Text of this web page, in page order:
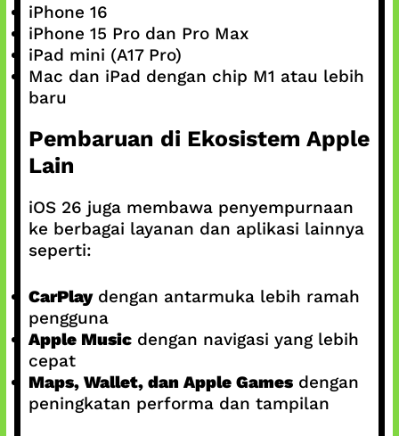
iPhone 16
iPhone 15 Pro dan Pro Max
iPad mini (A17 Pro)
Mac dan iPad dengan chip M1 atau lebih
baru
Pembaruan di Ekosistem Apple
Lain
iOS 26 juga membawa penyempurnaan
ke berbagai layanan dan aplikasi lainnya
seperti:
CarPlaydengan antarmuka lebih ramah
pengguna
Apple Musicdengan navigasi yang lebih
cepat
Maps, Wallet, dan Apple Gamesdengan
peningkatan performa dan tampilan